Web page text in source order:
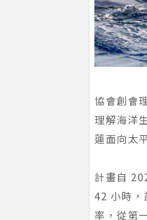
協會創會
理解海洋
蓮面向太
計畫自
42 小時
率，從第